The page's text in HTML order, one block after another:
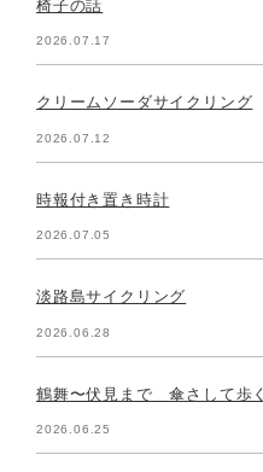
椅子の話
2026.07.17
クリームソーダサイクリング
2026.07.12
時報付き置き時計
2026.07.05
淡路島サイクリング
2026.06.28
鶴舞〜伏見まで 傘さして歩く
2026.06.25